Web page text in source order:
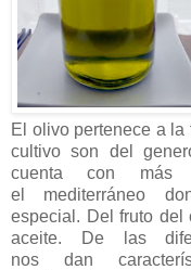
El olivo pertenece a
cultivo son del
cuenta con
el mediterráneo
especial. Del fruto del
aceite. De las
nos dan